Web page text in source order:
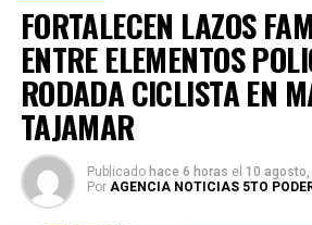
FORTALECEN LAZOS
ENTRE ELEMENTOS
RODADA CICLISTA EN
TAJAMAR
Publicado hace 6 horas el 10 agosto,
Por AGENCIA NOTICIAS 5TO